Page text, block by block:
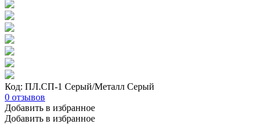
Код: ПЛ.СП-1 Серый/Металл Серый
0 отзывов
Добавить в избранное
Добавить в избранное